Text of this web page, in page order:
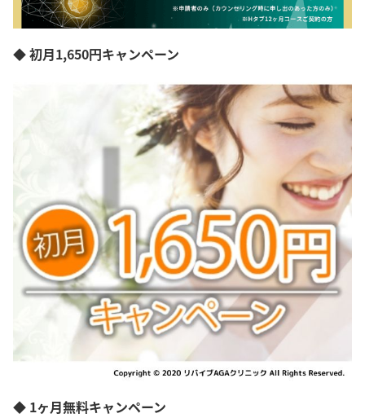
◆ 初月1,650円キャンペーン
◆ 1ヶ月無料キャンペーン